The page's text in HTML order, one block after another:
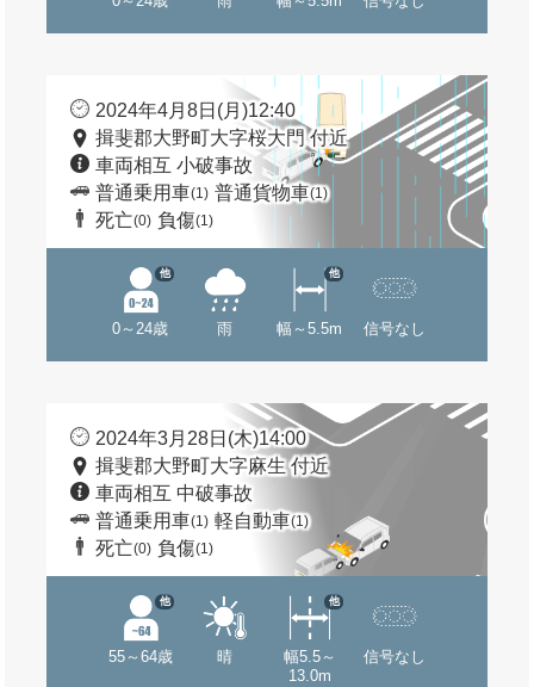
2024年4月8日(月)12:40
揖斐郡大野町大字桜大門 付近
車両相互 小破事故
普通乗用車(1) 普通貨物車(1)
死亡(0) 負傷(1)
0～24歳
他
雨 幅～5.5m
他
信号なし
2024年3月28日(木)14:00
揖斐郡大野町大字麻生 付近
車両相互 中破事故
普通乗用車(1) 軽自動車(1)
死亡(0) 負傷(1)
55～64歳
他
晴
幅5.5～
13.0m
他
信号なし